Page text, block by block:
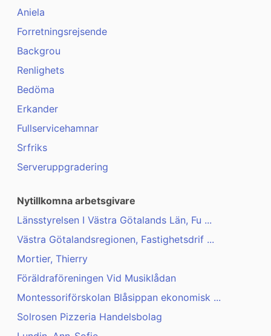
Aniela
Forretningsrejsende
Backgrou
Renlighets
Bedöma
Erkander
Fullservicehamnar
Srfriks
Serveruppgradering
Nytillkomna arbetsgivare
Länsstyrelsen I Västra Götalands Län, Fu ...
Västra Götalandsregionen, Fastighetsdrif ...
Mortier, Thierry
Föräldraföreningen Vid Musiklådan
Montessoriförskolan Blåsippan ekonomisk ...
Solrosen Pizzeria Handelsbolag